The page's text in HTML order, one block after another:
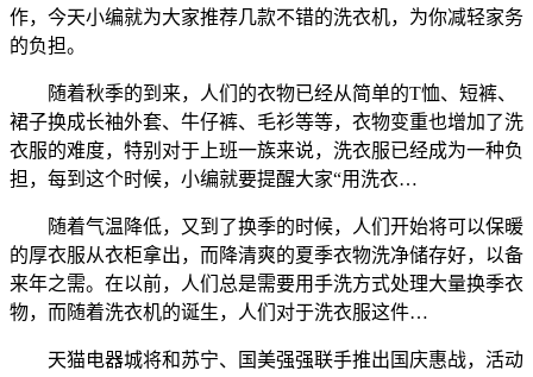
作，今天小编就为大家推荐几款不错的洗衣机，为你减轻家务
的负担。
随着秋季的到来，人们的衣物已经从简单的T恤、短裤、
裙子换成长袖外套、牛仔裤、毛衫等等，衣物变重也增加了洗
衣服的难度，特别对于上班一族来说，洗衣服已经成为一种负
担，每到这个时候，小编就要提醒大家“用洗衣…
随着气温降低，又到了换季的时候，人们开始将可以保暖
的厚衣服从衣柜拿出，而降清爽的夏季衣物洗净储存好，以备
来年之需。在以前，人们总是需要用手洗方式处理大量换季衣
物，而随着洗衣机的诞生，人们对于洗衣服这件…
天猫电器城将和苏宁、国美强强联手推出国庆惠战，活动